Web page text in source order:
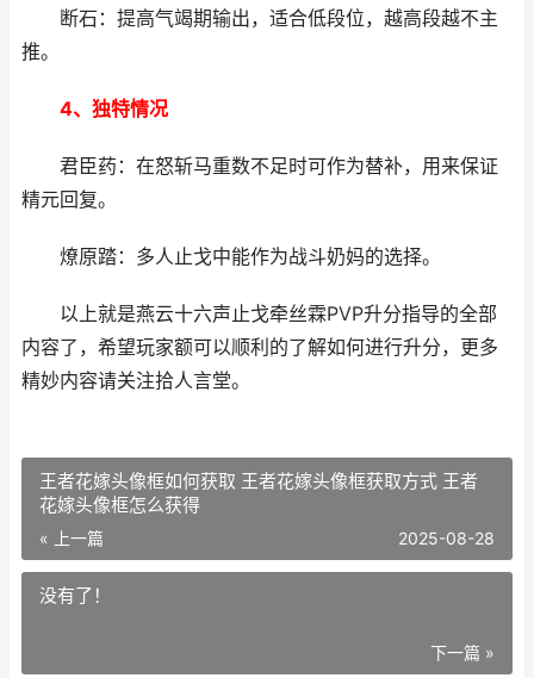
断石：提高气竭期输出，适合低段位，越高段越不主
推。
4、独特情况
君臣药：在怒斩马重数不足时可作为替补，用来保证
精元回复。
燎原踏：多人止戈中能作为战斗奶妈的选择。
以上就是燕云十六声止戈牵丝霖PVP升分指导的全部
内容了，希望玩家额可以顺利的了解如何进行升分，更多
精妙内容请关注拾人言堂。
王者花嫁头像框如何获取 王者花嫁头像框获取方式 王者
花嫁头像框怎么获得
« 上一篇 2025-08-28
没有了！
下一篇 »